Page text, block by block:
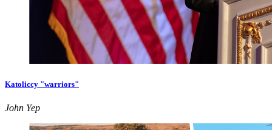
Katoliccy "warriors"
John Yep